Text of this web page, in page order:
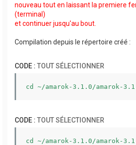
nouveau tout en laissant la premiere
(terminal)
et continuer jusqu'au bout.
Compilation depuis le répertoire créé :
CODE : TOUT SÉLECTIONNER
cd ~/amarok-3.1.0/amarok-
CODE : TOUT SÉLECTIONNER
cd ~/amarok-3.1.0/amarok-